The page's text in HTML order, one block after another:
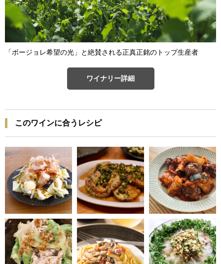
「ボージョレ希望の光」と絶賛される正真正銘のトップ生産者
ワイナリー詳細
このワインに合うレシピ